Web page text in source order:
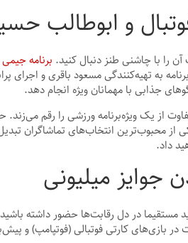
و ابوطالب
را با چاشنی طنز دنبال کنید. برنامه
۲۱ پخش می‌شود. این برنامه به تهیه‌کنندگی مسعود
از یک ویژه‌برنامه ورزشی را رقم می‌زند.
از محبوب‌ترین انتخاب‌های تماشاگران
داد.
جوایز میلیونی
مستقیما در دل رقابت‌ها حضور داشته
در بازی‌های کارتی فوتبالی (فوتپامپ) و